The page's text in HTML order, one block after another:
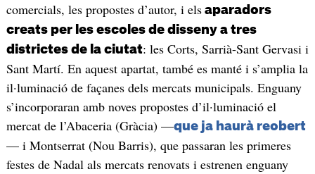
comercials, les propostes d’autor, i elsaparadors
creats per les escoles de disseny a tres
districtes de la ciutat: les Corts, Sarrià-Sant Gervasi i
Sant Martí. En aquest apartat, també es manté i s’amplia la
il·luminació de façanes dels mercats municipals. Enguany
s’incorporaran amb noves propostes d’il·luminació el
mercat de l’Abaceria (Gràcia) —que ja haurà reobert
— i Montserrat (Nou Barris), que passaran les primeres
festes de Nadal als mercats renovats i estrenen enguany